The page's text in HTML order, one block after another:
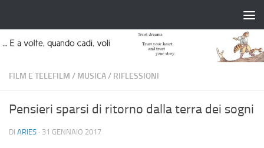
FILM E TELEFILM / MUSICA/ RIFLESSIONI
Pensieri sparsi di ritorno dalla terra dei sogni
DI ARIES · 31 GENNAIO 2017